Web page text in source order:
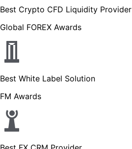
Best Crypto CFD Liquidity Provider
Global FOREX Awards
Best White Label Solution
FM Awards